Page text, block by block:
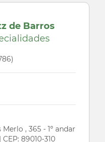
de Barros
, 365 - 1º andar
89010-310